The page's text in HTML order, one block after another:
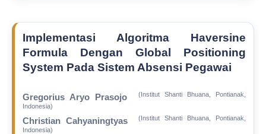
Implementasi Algoritma Haversine
Formula Dengan Global Positioning
System Pada Sistem Absensi Pegawai
Gregorius Aryo Prasojo
(Institut Shanti Bhuana, Pontianak,
Indonesia)
Christian Cahyaningtyas
(Institut Shanti Bhuana, Pontianak,
Indonesia)